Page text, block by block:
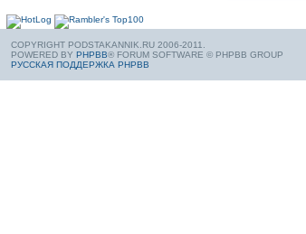
COPYRIGHT PODSTAKANNIK.RU 2006-2011.
POWERED BY PHPBB® FORUM SOFTWARE © PHPBB GROUP
РУССКАЯ ПОДДЕРЖКА PHPBB